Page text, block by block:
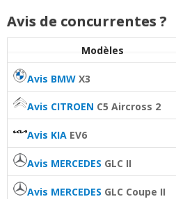
Avis de concurrentes ?
Modèles
Avis BMW X3
Avis CITROEN C5 Aircross 2
Avis KIA EV6
Avis MERCEDES GLC II
Avis MERCEDES GLC Coupe II